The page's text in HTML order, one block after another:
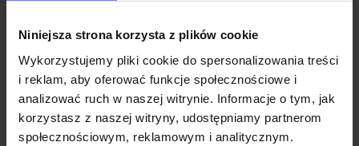
Niniejsza strona korzysta z plików cookie
Wykorzystujemy pliki cookie do spersonalizowania treści
i reklam, aby oferować funkcje społecznościowe i
analizować ruch w naszej witrynie. Informacje o tym, jak
korzystasz z naszej witryny, udostępniamy partnerom
społecznościowym, reklamowym i analitycznym.
rozciągania. Przy wyborze rozmiaru najlepiej porównać
wymiary z tabeli do ubrań, które Państwo posiadają.
Wymiary UNI , pasuej na S< M <L
Dł. całkowita – 93cm
Szer. w ramionach – 2X41cm